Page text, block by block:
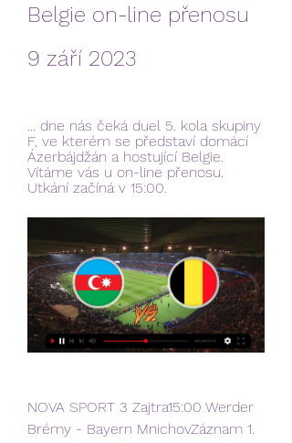
Belgie on-line přenosu
9 září 2023
... dne nás čeká duel 5. kola skupiny
F, ve kterém se představí domácí
Ázerbájdžán a hostující Belgie.
Vítáme vás u on-line přenosu.
Utkání začíná v 15:00.
NOVA SPORT 3 Zajtra15:00 Werder
Brémy - Bayern MnichovZáznam 1.